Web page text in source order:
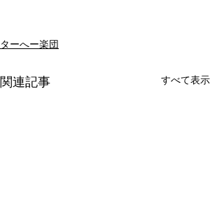
ターへー楽団
関連記事 すべて表示